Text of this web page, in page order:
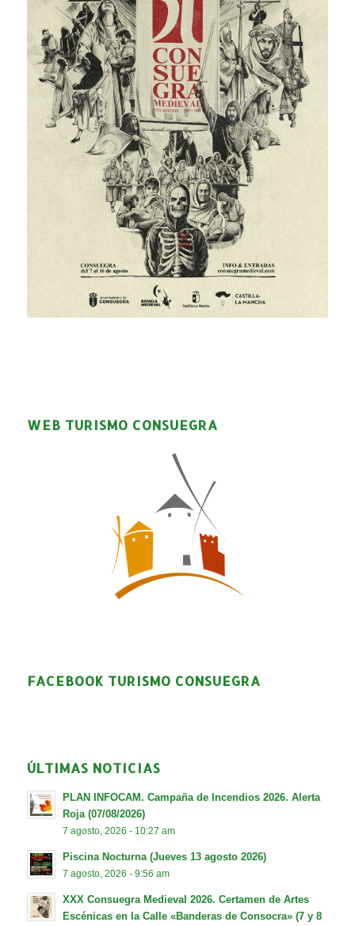
WEB TURISMO CONSUEGRA
FACEBOOK TURISMO CONSUEGRA
ÚLTIMAS NOTICIAS
PLAN INFOCAM. Campaña de Incendios 2026. Alerta
Roja (07/08/2026)
7 agosto, 2026 - 10:27 am
Piscina Nocturna (Jueves 13 agosto 2026)
7 agosto, 2026 - 9:56 am
XXX Consuegra Medieval 2026. Certamen de Artes
Escénicas en la Calle «Banderas de Consocra» (7 y 8